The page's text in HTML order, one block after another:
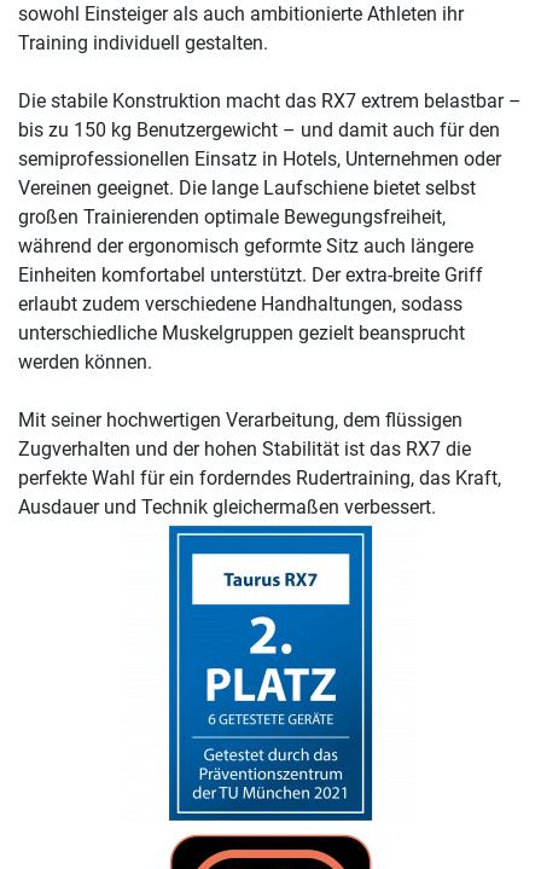
sowohl Einsteiger als auch ambitionierte Athleten ihr
Training individuell gestalten.
Die stabile Konstruktion macht das RX7 extrem belastbar –
bis zu 150 kg Benutzergewicht – und damit auch für den
semiprofessionellen Einsatz in Hotels, Unternehmen oder
Vereinen geeignet. Die lange Laufschiene bietet selbst
großen Trainierenden optimale Bewegungsfreiheit,
während der ergonomisch geformte Sitz auch längere
Einheiten komfortabel unterstützt. Der extra-breite Griff
erlaubt zudem verschiedene Handhaltungen, sodass
unterschiedliche Muskelgruppen gezielt beansprucht
werden können.
Mit seiner hochwertigen Verarbeitung, dem flüssigen
Zugverhalten und der hohen Stabilität ist das RX7 die
perfekte Wahl für ein forderndes Rudertraining, das Kraft,
Ausdauer und Technik gleichermaßen verbessert.